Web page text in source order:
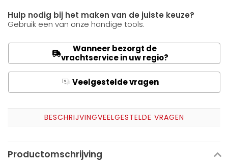
Hulp nodig bij het maken van de juiste keuze?
Gebruik een van onze handige tools.
Wanneer bezorgt de
vrachtservice in uw regio?
Q Veelgestelde vragen
BESCHRIJVINGVEELGESTELDE VRAGEN
Productomschrijving